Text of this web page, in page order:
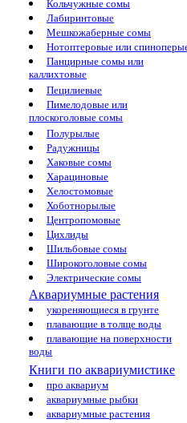
Кольчужные сомы
Лабиринтовые
Мешкожаберные сомы
Нотоптеровые или
Панцирные сомы или
каллихтовые
Пецилиевые
Пимелодовые или
плоскоголовые сомы
Полурылые
Радужницы
Хаковые сомы
Харациновые
Хелостомовые
Хоботнорылые
Центропомовые
Цихлиды
Шильбовые сомы
Широкоголовые сомы
Электрические сомы
Аквариумные растения
укореняющиеся в грунте
плавающие в толще воды
плавающие на поверхности
воды
Книги по аквариумистике
про аквариум
аквариумные рыбки
аквариумные растения